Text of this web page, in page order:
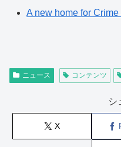
A new home for
ニュース コンテンツ
シ
X